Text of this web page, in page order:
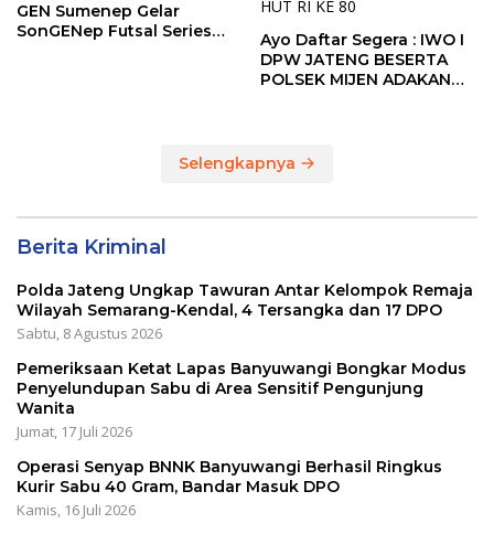
GEN Sumenep Gelar
SonGENep Futsal Series
Ayo Daftar Segera : IWO I
DPW JATENG BESERTA
POLSEK MIJEN ADAKAN
Selengkapnya
Berita Kriminal
Polda Jateng Ungkap Tawuran Antar Kelompok Remaja
Wilayah Semarang-Kendal, 4 Tersangka dan 17 DPO
Sabtu, 8 Agustus 2026
Pemeriksaan Ketat Lapas Banyuwangi Bongkar Modus
Penyelundupan Sabu di Area Sensitif Pengunjung
Wanita
Jumat, 17 Juli 2026
Operasi Senyap BNNK Banyuwangi Berhasil Ringkus
Kurir Sabu 40 Gram, Bandar Masuk DPO
Kamis, 16 Juli 2026